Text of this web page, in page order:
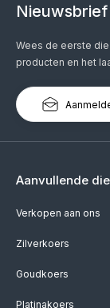
Nieuwsbrief
Wees de eerste
producten en het
Aanvullende
Verkopen aan ons
Zilverkoers
Goudkoers
Platinakoers